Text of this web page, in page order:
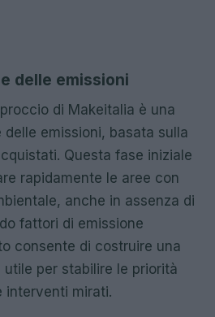
delle emissioni
di Makeitalia è una
emissioni, basata sulla
Questa fase iniziale
rapidamente le aree con
anche in assenza di
fattori di emissione
consente di costruire una
per stabilire le priorità
interventi mirati.